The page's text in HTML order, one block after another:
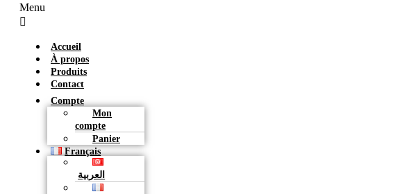
Menu
Accueil
À propos
Produits
Contact
Compte
Mon
compte
Panier
Français
العربية